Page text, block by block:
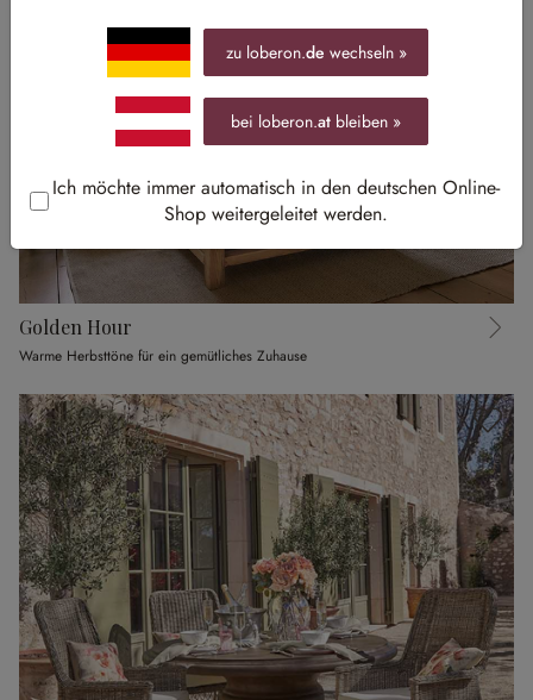
Golden Hour
Warme Herbsttöne für ein gemütliches Zuhause
zu loberon.de wechseln »
bei loberon.at bleiben »
Ich möchte immer automatisch in den deutschen Online-
Shop weitergeleitet werden.